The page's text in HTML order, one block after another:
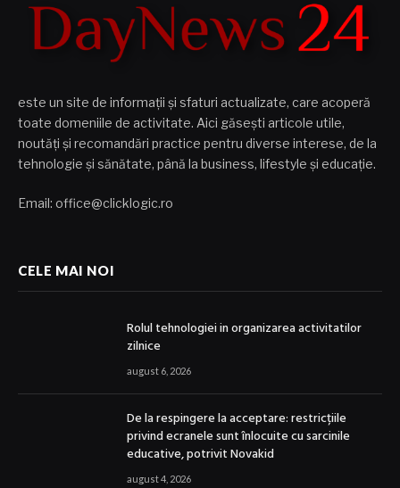
este un site de informații și sfaturi actualizate, care acoperă
toate domeniile de activitate. Aici găsești articole utile,
noutăți și recomandări practice pentru diverse interese, de la
tehnologie și sănătate, până la business, lifestyle și educație.
Email: office@clicklogic.ro
CELE MAI NOI
Rolul tehnologiei in organizarea activitatilor
zilnice
august 6, 2026
De la respingere la acceptare: restricțiile
privind ecranele sunt înlocuite cu sarcinile
educative, potrivit Novakid
august 4, 2026